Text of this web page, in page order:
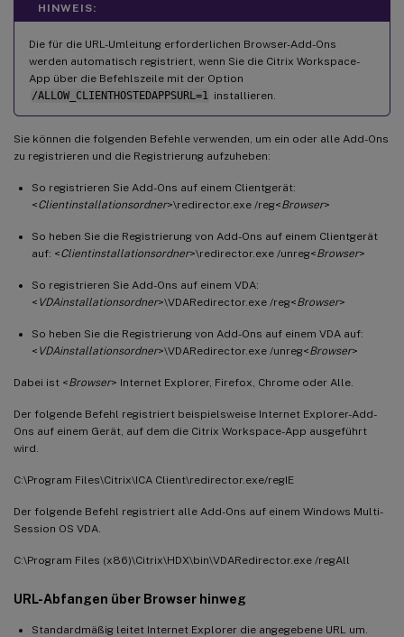
HINWEIS:
Die für die URL-Umleitung erforderlichen Browser-Add-Ons
werden automatisch registriert, wenn Sie die Citrix Workspace-
App über die Befehlszeile mit der Option
/ALLOW_CLIENTHOSTEDAPPSURL=1
installieren.
Sie können die folgenden Befehle verwenden, um ein oder alle Add-Ons
zu registrieren und die Registrierung aufzuheben:
So registrieren Sie Add-Ons auf einem Clientgerät:
<Clientinstallationsordner>\redirector.exe /reg<Browser>
So heben Sie die Registrierung von Add-Ons auf einem Clientgerät
auf: <Clientinstallationsordner>\redirector.exe /unreg<Browser>
So registrieren Sie Add-Ons auf einem VDA:
< VDAinstallationsordner>\VDARedirector.exe /reg<Browser>
So heben Sie die Registrierung von Add-Ons auf einem VDA auf:
< VDAinstallationsordner>\VDARedirector.exe /unreg<Browser>
Dabei ist <Browser> Internet Explorer, Firefox, Chrome oder Alle.
Der folgende Befehl registriert beispielsweise Internet Explorer-Add-
Ons auf einem Gerät, auf dem die Citrix Workspace-App ausgeführt
wird.
C:\Program Files\Citrix\ICA Client\redirector.exe/regIE
Der folgende Befehl registriert alle Add-Ons auf einem Windows Multi-
Session OS VDA.
C:\Program Files (x86)\Citrix\HDX\bin\VDARedirector.exe /regAll
URL-Abfangen über Browser hinweg
Standardmäßig leitet Internet Explorer die angegebene URL um.